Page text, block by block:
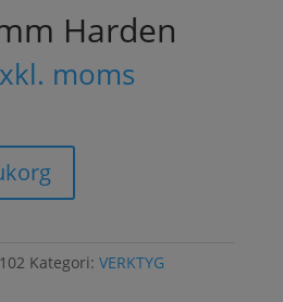
Harden
moms
Kategori: VERKTYG